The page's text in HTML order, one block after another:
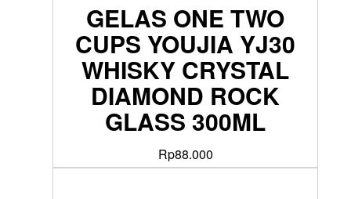
GELAS ONE TWO
CUPS YOUJIA YJ30
WHISKY CRYSTAL
DIAMOND ROCK
GLASS 300ML
Rp88.000